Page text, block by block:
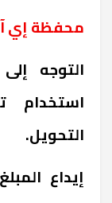
محفظة إي
التوجه
استخدام
التحويل.
إيداع